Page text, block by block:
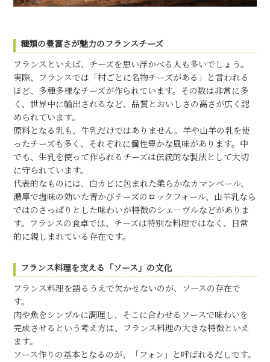
種類の豊富さが魅力のフランスチーズ
フランスといえば、チーズを思い浮かべる人も多いでしょう。
実際、フランスでは「村ごとに名物チーズがある」と言われる
ほど、多種多様なチーズが作られています。その数は非常に多
く、世界中に輸出されるなど、品質とおいしさの高さが広く認
められています。
原料となる乳も、牛乳だけではありません。羊や山羊の乳を使
ったチーズも多く、それぞれに個性豊かな風味があります。中
でも、生乳を使って作られるチーズは伝統的な製法として大切
に守られています。
代表的なものには、白カビに包まれた柔らかなカマンベール、
濃厚で塩味の効いた青かびチーズのロックフォール、山羊乳なら
ではのさっぱりとした味わいが特徴のシェ―ヴルなどがありま
す。フランスの食卓では、チーズは特別な料理ではなく、日常
的に親しまれている存在です。
フランス料理を支える「ソース」の文化
フランス料理を語るうえで欠かせないのが、ソースの存在で
す。
肉や魚をシンプルに調理し、そこに合わせるソースで味わいを
完成させるという考え方は、フランス料理の大きな特徴といえ
ます。
ソース作りの基本となるのが、「フォン」と呼ばれるだしです。